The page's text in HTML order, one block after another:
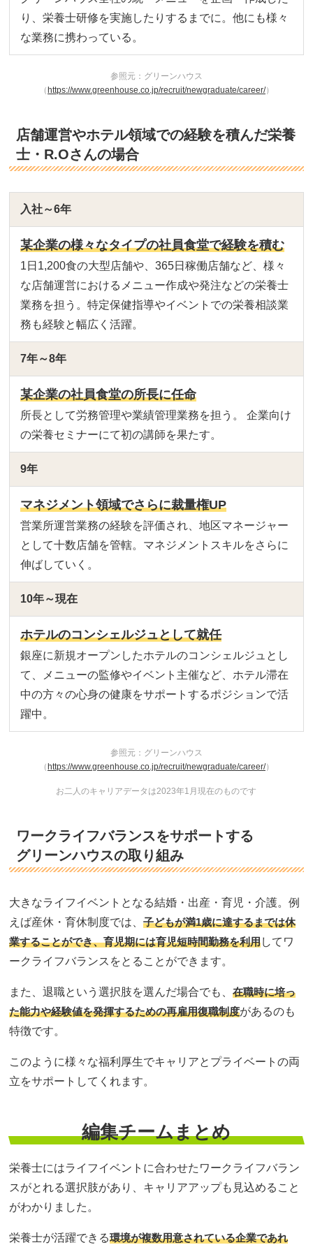
り、栄養士研修を実施したりするまでに。他にも様々
な業務に携わっている。
参照元：グリーンハウス
（ https://www.greenhouse.co.jp/recruit/newgraduate/career/）
店舗運営やホテル領域での経験を積んだ栄養
士・R.Oさんの場合
入社～6年
某企業の様々なタイプの社員食堂で経験を積む
1日1,200食の大型店舗や、365日稼働店舗など、様々
な店舗運営におけるメニュー作成や発注などの栄養士
業務を担う。特定保健指導やイベントでの栄養相談業
務も経験と幅広く活躍。
7年～8年
某企業の社員食堂の所長に任命
所長として労務管理や業績管理業務を担う。 企業向け
の栄養セミナーにて初の講師を果たす。
9年
マネジメント領域でさらに裁量権UP
営業所運営業務の経験を評価され、地区マネージャー
として十数店舗を管轄。マネジメントスキルをさらに
伸ばしていく。
10年～現在
ホテルのコンシェルジュとして就任
銀座に新規オープンしたホテルのコンシェルジュとし
て、メニューの監修やイベント主催など、ホテル滞在
中の方々の心身の健康をサポートするポジションで活
躍中。
参照元：グリーンハウス
（ https://www.greenhouse.co.jp/recruit/newgraduate/career/）
お二人のキャリアデータは2023年1月現在のものです
ワークライフバランスをサポートする
グリーンハウスの取り組み
大きなライフイベントとなる結婚・出産・育児・介護。例
えば産休・育休制度では、子どもが満1歳に達するまでは休
業することができ、育児期には育児短時間勤務を利用してワ
ークライフバランスをとることができます。
また、退職という選択肢を選んだ場合でも、在職時に培っ
た能力や経験値を発揮するための再雇用復職制度があるのも
特徴です。
このように様々な福利厚生でキャリアとプライベートの両
立をサポートしてくれます。
編集チームまとめ
栄養士にはライフイベントに合わせたワークライフバラン
スがとれる選択肢があり、キャリアアップも見込めること
がわかりました。
栄養士が活躍できる環境が複数用意されている企業であれ